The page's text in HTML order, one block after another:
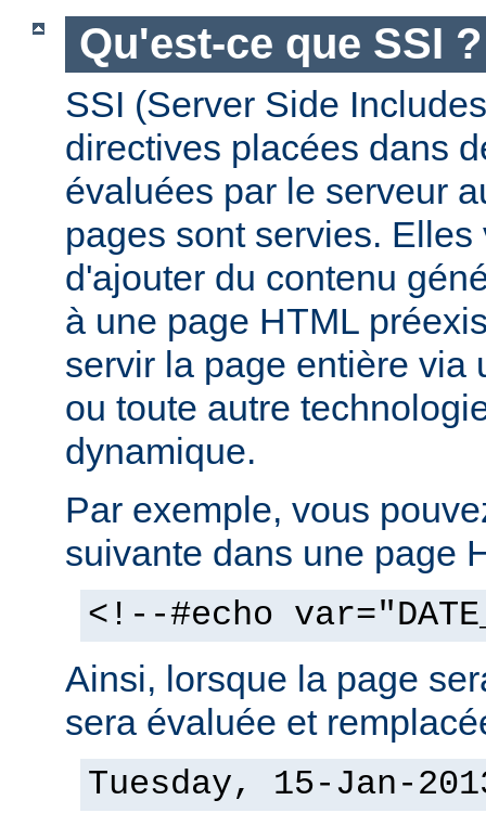
Qu'est-ce que SSI ?
SSI (Server Side
directives placées dans
évaluées par le serveur
pages sont servies.
d'ajouter du contenu
à une page HTML
servir la page entière via
ou toute autre
dynamique.
Par exemple, vous
suivante dans une page
<!--#echo
Ainsi, lorsque la page
sera évaluée et
Tuesday, 15-Jan-